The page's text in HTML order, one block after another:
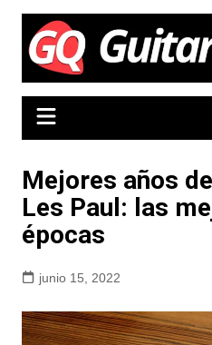
Saltar
contenido
Mejores años
Les Paul: las
épocas
junio 15, 2022